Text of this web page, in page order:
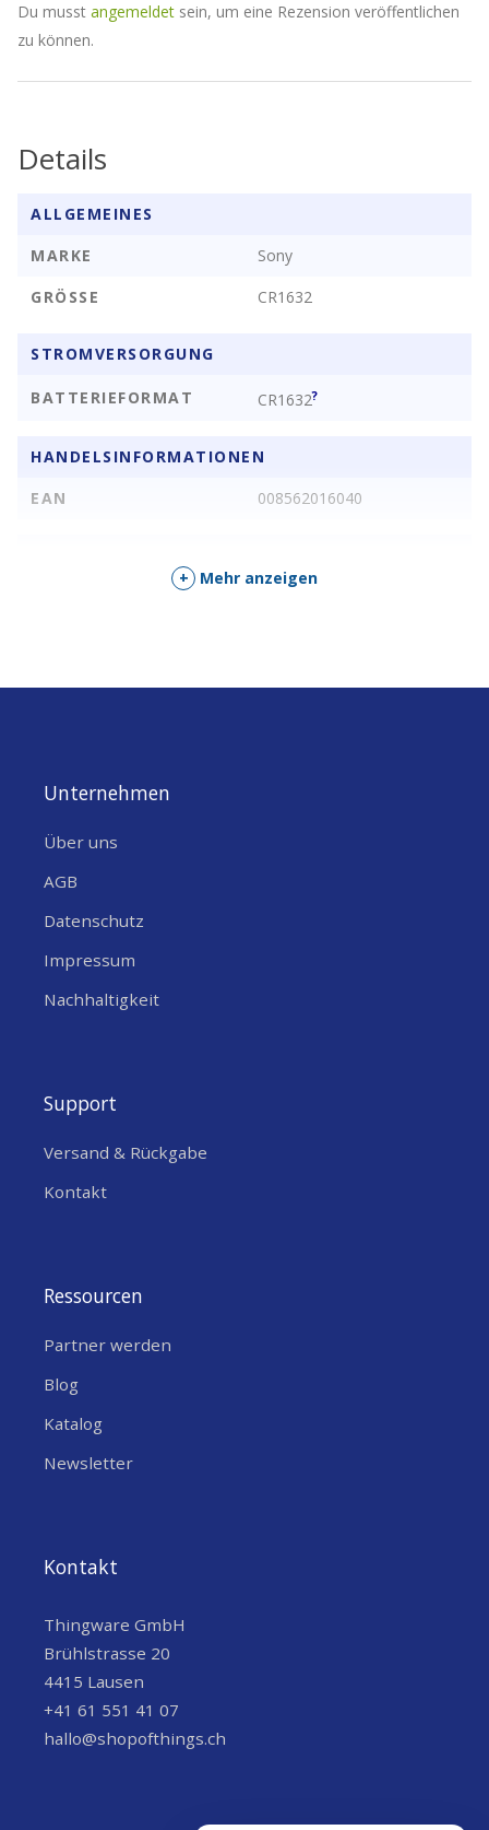
Du musst angemeldet sein, um eine Rezension veröffentlichen
zu können.
Details
ALLGEMEINES
MARKE
Sony
GRÖSSE
CR1632
STROMVERSORGUNG
BATTERIEFORMAT CR1632?
HANDELSINFORMATIONEN
EAN
008562016040
SPANNUNGSAUSGANG
+ Mehr anzeigen
Unternehmen
Über uns
AGB
Datenschutz
Impressum
Nachhaltigkeit
Support
Versand & Rückgabe
Kontakt
Ressourcen
Partner werden
Blog
Katalog
Newsletter
Kontakt
Thingware GmbH
Brühlstrasse 20
4415 Lausen
+41 61 551 41 07
hallo@shopofthings.ch